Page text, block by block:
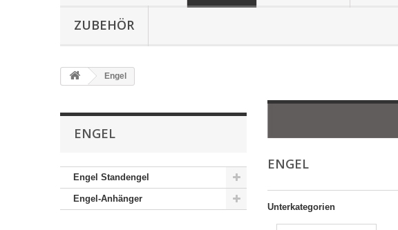
ZUBEHÖR
Engel
ENGEL
Engel Standengel
Engel-Anhänger
ENGEL
Unterkategorien